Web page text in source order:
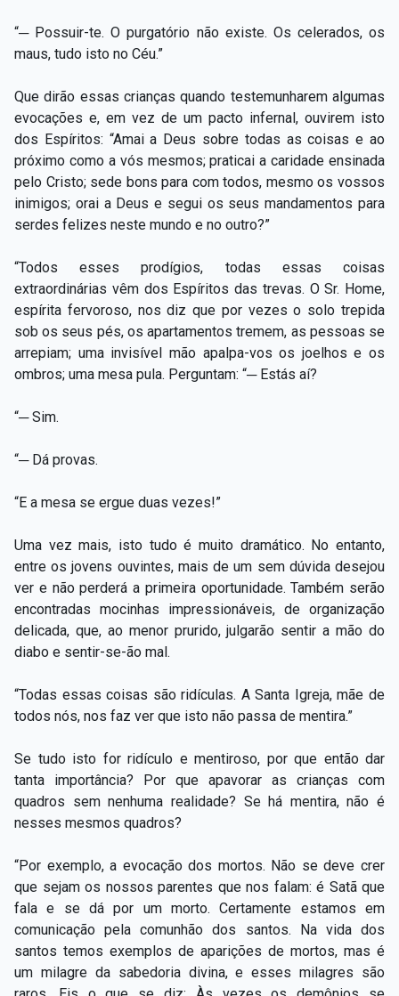
“─ Possuir-te. O purgatório não existe. Os celerados, os
maus, tudo isto no Céu.”
Que dirão essas crianças quando testemunharem algumas
evocações e, em vez de um pacto infernal, ouvirem isto
dos Espíritos: “Amai a Deus sobre todas as coisas e ao
próximo como a vós mesmos; praticai a caridade ensinada
pelo Cristo; sede bons para com todos, mesmo os vossos
inimigos; orai a Deus e segui os seus mandamentos para
serdes felizes neste mundo e no outro?”
“Todos esses prodígios, todas essas coisas
extraordinárias vêm dos Espíritos das trevas. O Sr. Home,
espírita fervoroso, nos diz que por vezes o solo trepida
sob os seus pés, os apartamentos tremem, as pessoas se
arrepiam; uma invisível mão apalpa-vos os joelhos e os
ombros; uma mesa pula. Perguntam: “─ Estás aí?
“─ Sim.
“─ Dá provas.
“E a mesa se ergue duas vezes!”
Uma vez mais, isto tudo é muito dramático. No entanto,
entre os jovens ouvintes, mais de um sem dúvida desejou
ver e não perderá a primeira oportunidade. Também serão
encontradas mocinhas impressionáveis, de organização
delicada, que, ao menor prurido, julgarão sentir a mão do
diabo e sentir-se-ão mal.
“Todas essas coisas são ridículas. A Santa Igreja, mãe de
todos nós, nos faz ver que isto não passa de mentira.”
Se tudo isto for ridículo e mentiroso, por que então dar
tanta importância? Por que apavorar as crianças com
quadros sem nenhuma realidade? Se há mentira, não é
nesses mesmos quadros?
“Por exemplo, a evocação dos mortos. Não se deve crer
que sejam os nossos parentes que nos falam: é Satã que
fala e se dá por um morto. Certamente estamos em
comunicação pela comunhão dos santos. Na vida dos
santos temos exemplos de aparições de mortos, mas é
um milagre da sabedoria divina, e esses milagres são